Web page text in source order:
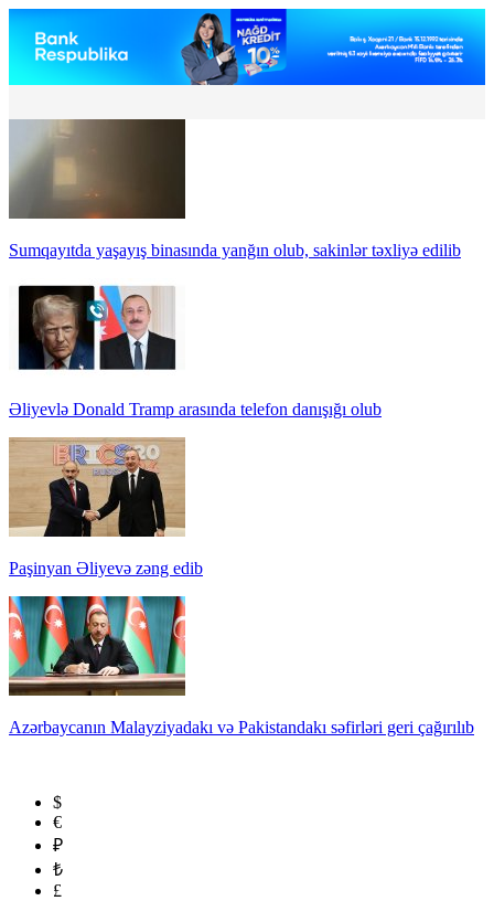
Sumqayıtda yaşayış binasında yanğın olub, sakinlər təxliyə edilib
Əliyevlə Donald Tramp arasında telefon danışığı olub
Paşinyan Əliyevə zəng edib
Azərbaycanın Malayziyadakı və Pakistandakı səfirləri geri çağırılıb
$
€
₽
₺
£